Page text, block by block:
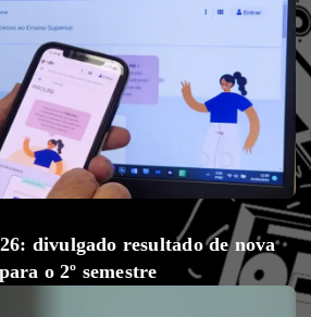
divulgado resultado de nova
o 2º semestre